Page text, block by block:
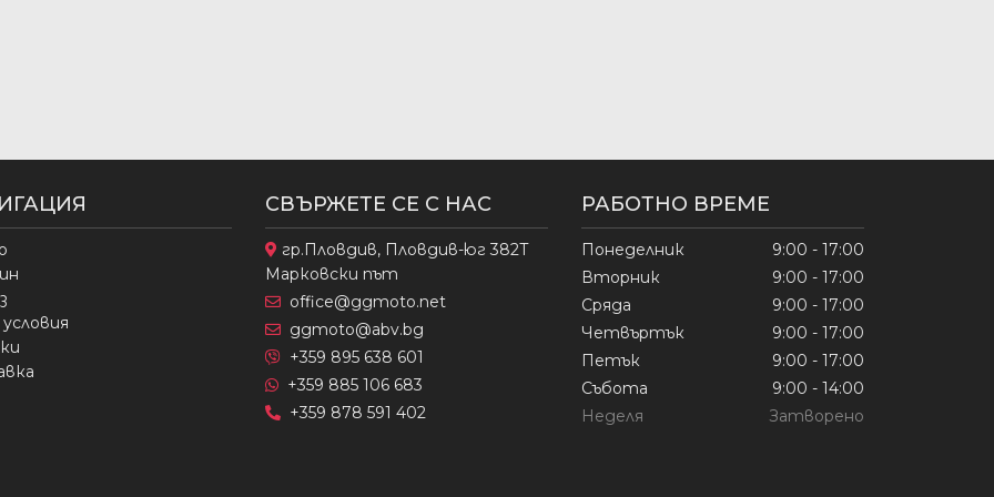
СВЪРЖЕТЕ СЕ С НАС
гр.Пловдив, Пловдив-юг 382Т
Марковски път
office@ggmoto.net
ggmoto@abv.bg
+359 895 638 601
+359 885 106 683
+359 878 591 402
РАБОТНО ВРЕМЕ
Понеделник
9:00 - 17:00
Вторник
9:00 - 17:00
Сряда
9:00 - 17:00
Четвъртък
9:00 - 17:00
Петък
9:00 - 17:00
Събота
9:00 - 14:00
Неделя
Затворено